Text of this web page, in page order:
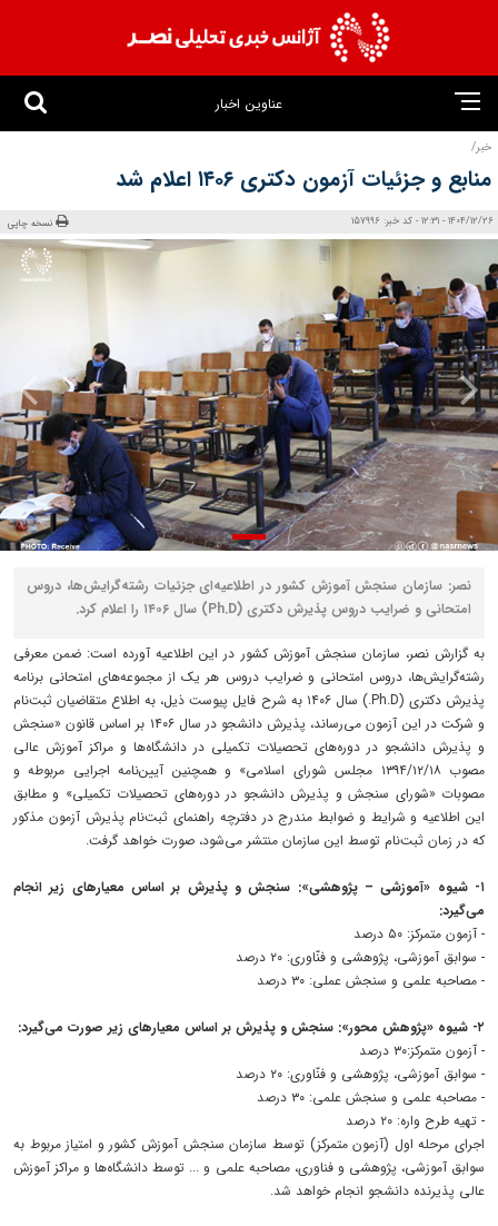
عناوین اخبار
خبر/
منابع و جزئیات آزمون دکتری ۱۴۰۶ اعلام شد
1404/12/26 - 12:31 - کد خبر: 157996 نسخه چاپی
نصر: سازمان سنجش آموزش کشور در اطلاعیه‌ای جزئیات رشته‌گرایش‌ها، دروس
امتحانی و ضرایب دروس پذیرش دکتری (Ph.D) سال ۱۴۰۶ را اعلام کرد.
به گزارش نصر، سازمان سنجش آموزش کشور در این اطلاعیه آورده است: ضمن معرفی
رشته‌گرایش‌ها، دروس امتحانی و ضرایب دروس هر یک از مجموعه‌های امتحانی برنامه
پذیرش دکتری (Ph.D.) سال ۱۴۰۶ به شرح فایل پیوست ذیل، به اطلاع متقاضیان ثبت‌نام
و شرکت در این آزمون می‌رساند، پذیرش دانشجو در سال ۱۴۰۶ بر اساس قانون «سنجش
و پذیرش دانشجو در دوره‌های تحصیلات تکمیلی در دانشگاه‌ها و مراکز آموزش عالی
مصوب ۱۳۹۴/۱۲/۱۸ مجلس شورای اسلامی» و همچنین آیین‌نامه اجرایی مربوطه و
مصوبات «شورای سنجش و پذیرش دانشجو در دوره‌های تحصیلات تکمیلی» و مطابق
این اطلاعیه و شرایط و ضوابط مندرج در دفترچه راهنمای ثبت‌نام پذیرش آزمون مذکور
که در زمان ثبت‌نام توسط این سازمان منتشر می‌شود، صورت خواهد گرفت.
۱- شیوه «آموزشی – پژوهشی»: سنجش و پذیرش بر اساس معیارهای زیر انجام
می‌گیرد:
- آزمون متمرکز: ۵۰ درصد
- سوابق آموزشی، پژوهشی و فنّاوری: ۲۰ درصد
- مصاحبه علمی و سنجش عملی: ۳۰ درصد
۲- شیوه «پژوهش محور»: سنجش و پذیرش بر اساس معیارهای زیر صورت می‌گیرد:
- آزمون متمرکز:۳۰ درصد
- سوابق آموزشی، پژوهشی و فنّاوری: ۲۰ درصد
- مصاحبه علمی و سنجش علمی: ۳۰ درصد
- تهیه طرح واره: ۲۰ درصد
اجرای مرحله اول (آزمون متمرکز) توسط سازمان سنجش آموزش کشور و امتیاز مربوط به
سوابق آموزشی، پژوهشی و فناوری، مصاحبه علمی و ... توسط دانشگاه‌ها و مراکز آموزش
عالی پذیرنده دانشجو انجام خواهد شد.